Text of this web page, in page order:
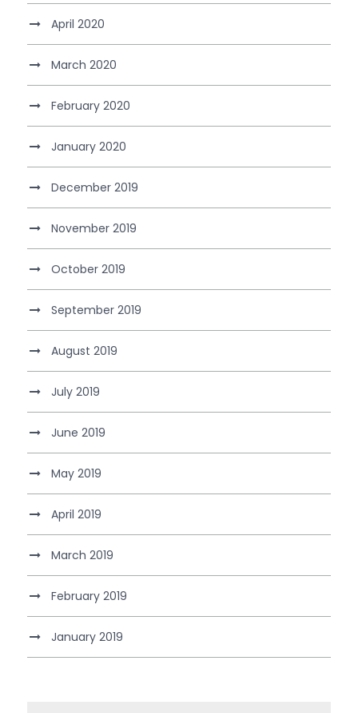
April 2020
March 2020
February 2020
January 2020
December 2019
November 2019
October 2019
September 2019
August 2019
July 2019
June 2019
May 2019
April 2019
March 2019
February 2019
January 2019